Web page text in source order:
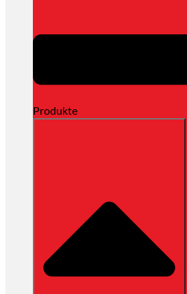
Produkte